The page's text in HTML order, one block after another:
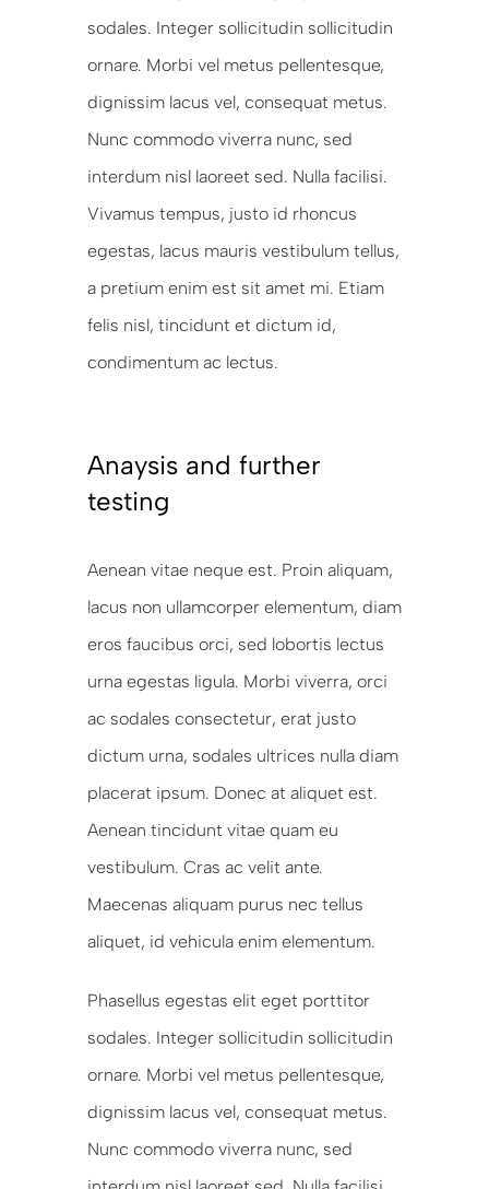
sodales. Integer sollicitudin sollicitudin
ornare. Morbi vel metus pellentesque,
dignissim lacus vel, consequat metus.
Nunc commodo viverra nunc, sed
interdum nisl laoreet sed. Nulla facilisi.
Vivamus tempus, justo id rhoncus
egestas, lacus mauris vestibulum tellus,
a pretium enim est sit amet mi. Etiam
felis nisl, tincidunt et dictum id,
condimentum ac lectus.
Anaysis and further
testing
Aenean vitae neque est. Proin aliquam,
lacus non ullamcorper elementum, diam
eros faucibus orci, sed lobortis lectus
urna egestas ligula. Morbi viverra, orci
ac sodales consectetur, erat justo
dictum urna, sodales ultrices nulla diam
placerat ipsum. Donec at aliquet est.
Aenean tincidunt vitae quam eu
vestibulum. Cras ac velit ante.
Maecenas aliquam purus nec tellus
aliquet, id vehicula enim elementum.
Phasellus egestas elit eget porttitor
sodales. Integer sollicitudin sollicitudin
ornare. Morbi vel metus pellentesque,
dignissim lacus vel, consequat metus.
Nunc commodo viverra nunc, sed